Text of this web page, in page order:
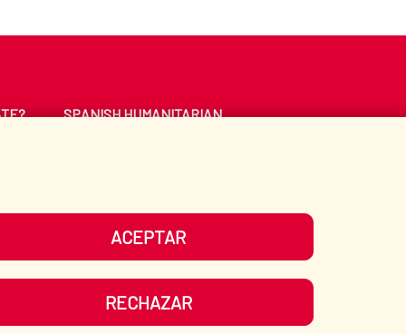
ACEPTAR
RECHAZAR
SPANISH HUMANITARIAN
SOCIAL MEDIA